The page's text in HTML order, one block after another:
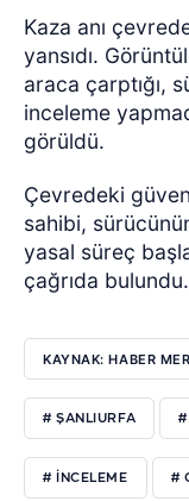
Kaza anı
yansıdı.
araca çarptığı,
inceleme
görüldü.
Çevredeki
sahibi,
yasal süreç
çağrıda bulundu.
KAYNAK: HABER
# ŞANLIURFA #
# İNCELEME #